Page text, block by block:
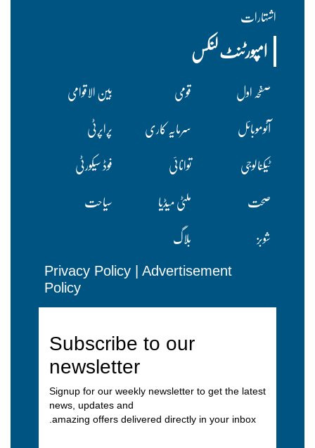
اشتہارات
امپورٹنٹ لنکس
صفحہ اول قومی
بین الاقوامی
آٹوموبائل
سرمایہ کاری
پراپرٹی
ٹیکنالوجی
توانائی
فوڈ سیکورٹی
صحت
ملٹی میڈیا
سیاحت
شوبز
بلاگ
Privacy Policy | Advertisement
Policy
Subscribe to our
newsletter
Signup for our weekly newsletter to get the latest
news, updates and
amazing offers delivered directly in your inbox.